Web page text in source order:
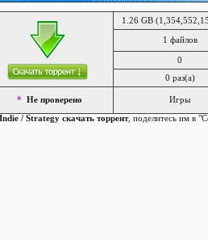
1.26 GB
1 файлов
0
0 раз(a)
* Не проверено Игры
/ Strategy скачать торрент, поделитесь им в